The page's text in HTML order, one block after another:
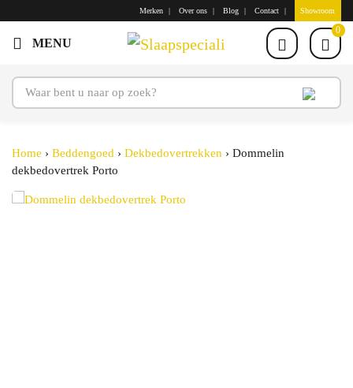
Merken Over ons Blog Contact Showroom
0
Home › Beddengoed › Dekbedovertrekken › Dommelin
dekbedovertrek Porto